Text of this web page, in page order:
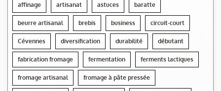
affinage artisanat astuces baratte
beurre artisanal brebis business circuit-court
Cévennes diversification durabilité débutant
fabrication fromage fermentation ferments lactiques
fromage artisanal fromage à pâte pressée